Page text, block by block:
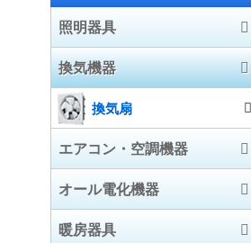
照明器具
LED照明器具
照明器具
施設照明
電球/ランプ
換気機器
換気扇
エアコン・空調機器
業務用エアコン
ハウジングエアコン
オール電化機器
エコキュート
暖房器具